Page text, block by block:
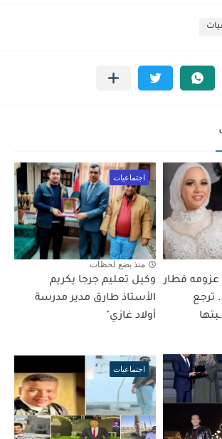
عزومه فطار
ترجع
اجتماعيات
منذ بضع لحظات
وكيل تعليم جرجا يكريم
الأستاذ طارق مدير مدرسة
أولاد غازي"
اجتماعيات